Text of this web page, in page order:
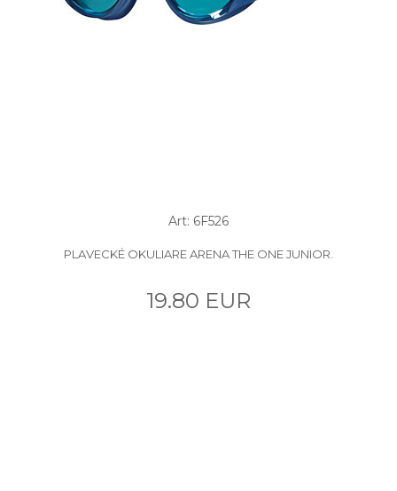
Art: 6F526
PLAVECKÉ OKULIARE ARENA THE ONE JUNIOR.
19.80 EUR